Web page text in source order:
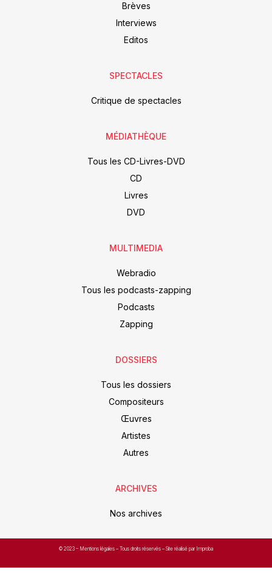
Brèves
Interviews
Editos
SPECTACLES
Critique de spectacles
MÉDIATHÈQUE
Tous les CD-Livres-DVD
CD
Livres
DVD
MULTIMEDIA
Webradio
Tous les podcasts-zapping
Podcasts
Zapping
DOSSIERS
Tous les dossiers
Compositeurs
Œuvres
Artistes
Autres
ARCHIVES
Nos archives
© 2023 – Mentions légales – Tous droits réservés – Site réalisé par Improba